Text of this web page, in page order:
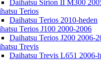
Daihatsu Sirion II M300
Terios
Daihatsu Terios 2010-heden
Terios J100 2000-2006
Daihatsu Terios J200 2006-
Trevis
Daihatsu Trevis L651 2006-